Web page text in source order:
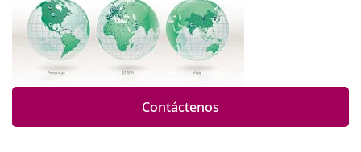
Contáctenos